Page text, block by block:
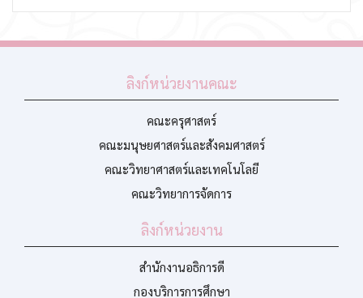
ลิงก์หน่วยงานคณะ
คณะครุศาสตร์
คณะมนุษยศาสตร์และสังคมศาสตร์
คณะวิทยาศาสตร์และเทคโนโลยี
คณะวิทยาการจัดการ
ลิงก์หน่วยงาน
สำนักงานอธิการดี
กองบริการการศึกษา